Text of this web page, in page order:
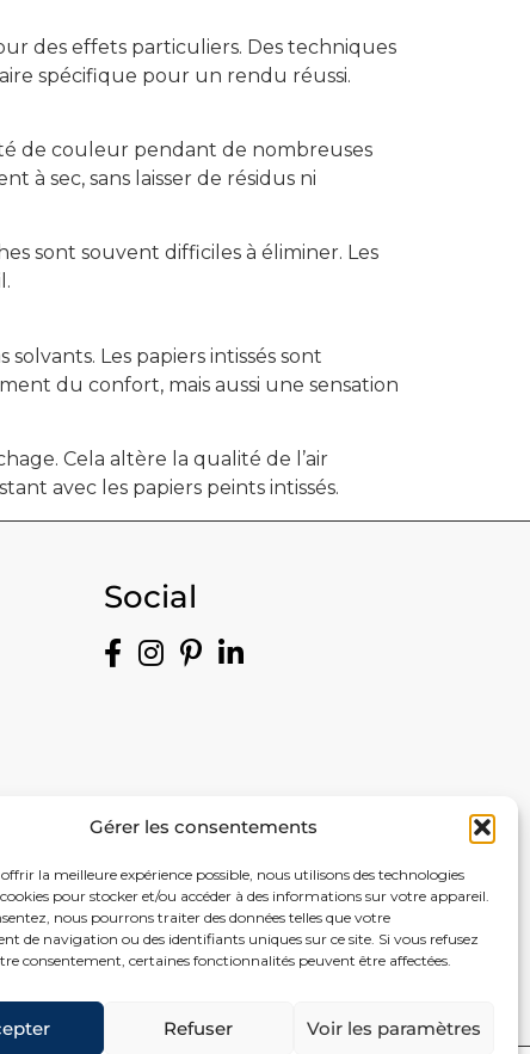
Gérer les consentements
la meilleure expérience possible, nous utilisons des technologies
cookies pour stocker et/ou accéder à des informations sur votre appareil.
nous pourrons traiter des données telles que votre
de navigation ou des identifiants uniques sur ce site. Si vous refusez
consentement, certaines fonctionnalités peuvent être affectées.
Refuser Voir les paramètres
des effets particuliers. Des techniques
spécifique pour un rendu réussi.
de couleur pendant de nombreuses
à sec, sans laisser de résidus ni
sont souvent difficiles à éliminer. Les
Les papiers intissés sont
du confort, mais aussi une sensation
Cela altère la qualité de l’air
avec les papiers peints intissés.
Social